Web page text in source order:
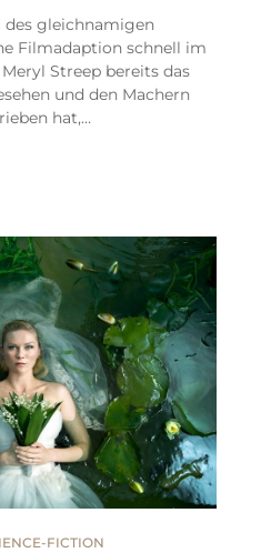
gleichnamigen
Filmadaption schnell im
Streep bereits das
und den Machern
hat,…
FICTION